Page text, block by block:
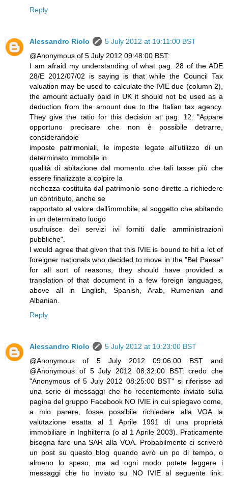
Reply
Alessandro Riolo
5 July 2012 at 10:11:00 BST
@Anonymous of 5 July 2012 09:48:00 BST:
I am afraid my understanding of what pag. 28 of the ADE
28/E 2012/07/02 is saying is that while the Council Tax
valuation may be used to calculate the IVIE due (column 2),
the amount actually paid in UK it should not be used as a
deduction from the amount due to the Italian tax agency.
They give the ratio for this decision at pag. 12: "Appare
opportuno precisare che non è possibile detrarre,
considerandole
imposte patrimoniali, le imposte legate all’utilizzo di un
determinato immobile in
qualità di abitazione dal momento che tali tasse più che
essere finalizzate a colpire la
ricchezza costituita dal patrimonio sono dirette a richiedere
un contributo, anche se
rapportato al valore dell’immobile, al soggetto che abitando
in un determinato luogo
usufruisce dei servizi ivi forniti dalle amministrazioni
pubbliche".
I would agree that given that this IVIE is bound to hit a lot of
foreigner nationals who decided to move in the "Bel Paese"
for all sort of reasons, they should have provided a
translation of that document in a few foreign languages,
above all in English, Spanish, Arab, Rumenian and
Albanian.
Reply
Alessandro Riolo
5 July 2012 at 10:23:00 BST
@Anonymous of 5 July 2012 09:06:00 BST and
@Anonymous of 5 July 2012 08:32:00 BST: credo che
"Anonymous of 5 July 2012 08:25:00 BST" si riferisse ad
una serie di messaggi che ho recentemente inviato sulla
pagina del gruppo Facebook NO IVIE in cui spiegavo come,
a mio parere, fosse possibile richiedere alla VOA la
valutazione esatta al 1 Aprile 1991 di una proprietà
immobiliare in Inghilterra (o al 1 Aprile 2003). Praticamente
bisogna fare una SAR alla VOA. Probabilmente ci scriverò
un post su questo blog quando avrò un po di tempo, o
almeno lo speso, ma ad ogni modo potete leggere i
messaggi che ho inviato su NO IVIE al seguente link: